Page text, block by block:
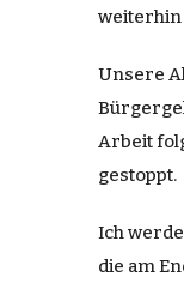
weiterhin
Unsere
Arbeit
gestoppt.
Ich
die am